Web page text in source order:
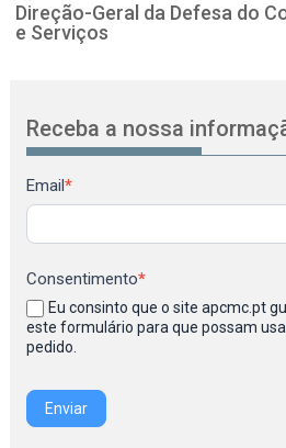
Direção-Geral da Defesa do
e Serviços
Receba a nossa
Newsletter
Email*
Consentimento*
Eu consinto que o site apcmc.pt
este formulário para que possam
pedido.
Enviar